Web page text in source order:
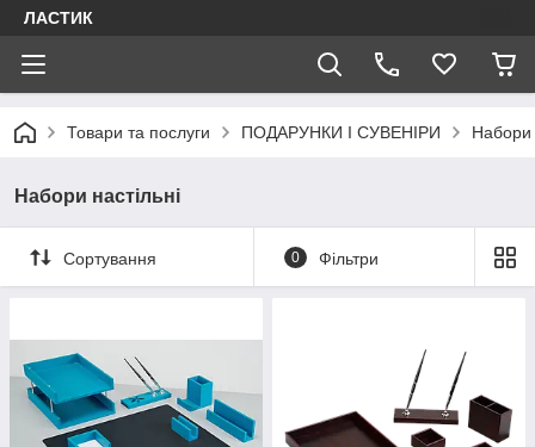
ЛАСТИК
Товари та послуги ПОДАРУНКИ І СУВЕНІРИ Набори
Набори настільні
Сортування 0 Фільтри